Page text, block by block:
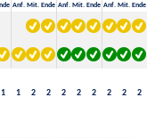
Anf. Mit. Ende Anf. Mit. Ende Anf. Mit. Ende
1 1 2 2 2 2 2 2 2 2